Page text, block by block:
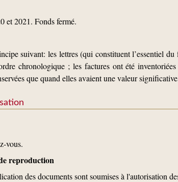
et 2021. Fonds fermé.
suivant: les lettres (qui constituent l’essentiel
chronologique ; les factures ont été
que quand elles avaient une valeur
vous.
reproduction
des documents sont soumises à l'autorisation